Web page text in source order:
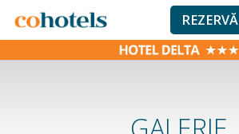
REZERVĂ